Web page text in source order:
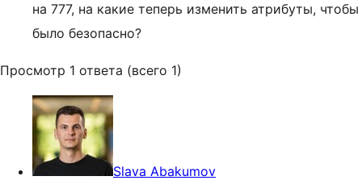
на 777, на какие теперь изменить атрибуты, чтобы
было безопасно?
Просмотр 1 ответа (всего 1)
Slava Abakumov